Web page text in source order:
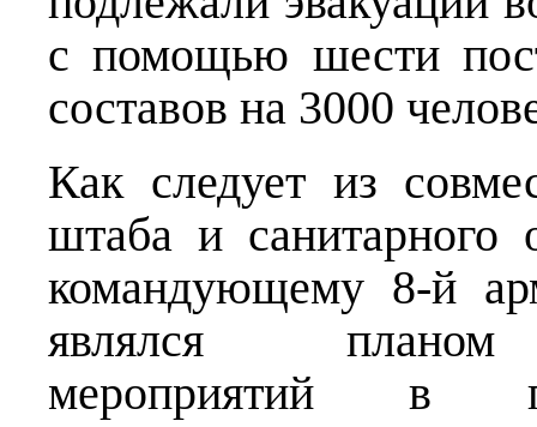
с помощью шести
составов на 3000
Как следует из
штаба и санитарного
командующему 8-й
являлся планом
мероприятий в